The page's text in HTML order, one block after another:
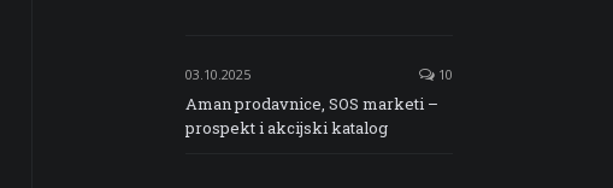
03.10.2025 10
Aman prodavnice, SOS marketi –
prospekt i akcijski katalog